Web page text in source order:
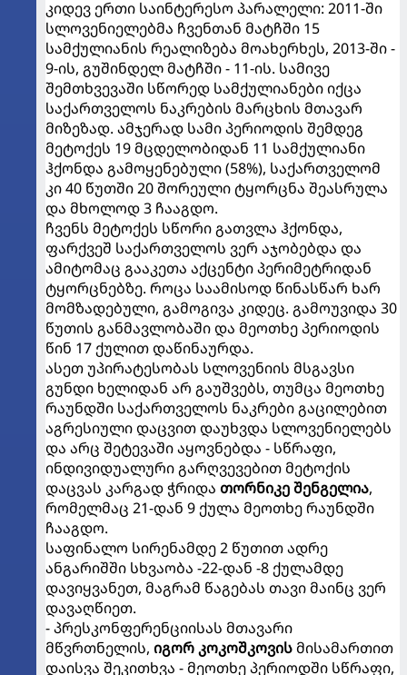
კიდევ ერთი საინტერესო პარალელი: 2011-ში
სლოვენიელებმა ჩვენთან მატჩში 15
სამქულიანის რეალიზება მოახერხეს, 2013-ში -
9-ის, გუშინდელ მატჩში - 11-ის. სამივე
შემთხვევაში სწორედ სამქულიანები იქცა
საქართველოს ნაკრების მარცხის მთავარ
მიზეზად. ამჯერად სამი პერიოდის შემდეგ
მეტოქეს 19 მცდელობიდან 11 სამქულიანი
ჰქონდა გამოყენებული (58%), საქართველომ
კი 40 წუთში 20 შორეული ტყორცნა შეასრულა
და მხოლოდ 3 ჩააგდო.
ჩვენს მეტოქეს სწორი გათვლა ჰქონდა,
ფარქვეშ საქართველოს ვერ აჯობებდა და
ამიტომაც გააკეთა აქცენტი პერიმეტრიდან
ტყორცნებზე. როცა საამისოდ წინასწარ ხარ
მომზადებული, გამოგივა კიდეც. გამოუვიდა 30
წუთის განმავლობაში და მეოთხე პერიოდის
წინ 17 ქულით დაწინაურდა.
ასეთ უპირატესობას სლოვენიის მსგავსი
გუნდი ხელიდან არ გაუშვებს, თუმცა მეოთხე
რაუნდში საქართველოს ნაკრები გაცილებით
აგრესიული დაცვით დაუხვდა სლოვენიელებს
და არც შეტევაში აყოვნებდა - სწრაფი,
ინდივიდუალური გარღვევებით მეტოქის
დაცვას კარგად ჭრიდა თორნიკე შენგელია,
რომელმაც 21-დან 9 ქულა მეოთხე რაუნდში
ჩააგდო.
საფინალო სირენამდე 2 წუთით ადრე
ანგარიშში სხვაობა -22-დან -8 ქულამდე
დავიყვანეთ, მაგრამ წაგებას თავი მაინც ვერ
დავაღწიეთ.
- პრესკონფერენციისას მთავარი
მწვრთნელის, იგორ კოკოშკოვისმისამართით
დაისვა შეკითხვა - მეოთხე პერიოდში სწრაფი,